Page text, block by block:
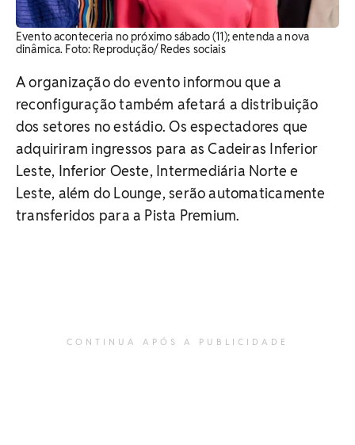
Evento aconteceria no próximo sábado (11); entenda a nova
dinâmica. Foto: Reprodução/ Redes sociais
A organização do evento informou que a
reconfiguração também afetará a distribuição
dos setores no estádio. Os espectadores que
adquiriram ingressos para as Cadeiras Inferior
Leste, Inferior Oeste, Intermediária Norte e
Leste, além do Lounge, serão automaticamente
transferidos para a Pista Premium.
CONTINUA APÓS A PUBLICIDADE